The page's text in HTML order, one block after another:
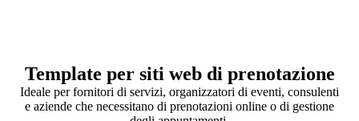
Template per siti web di prenotazione
Ideale per fornitori di servizi, organizzatori di eventi, consulenti
e aziende che necessitano di prenotazioni online o di gestione